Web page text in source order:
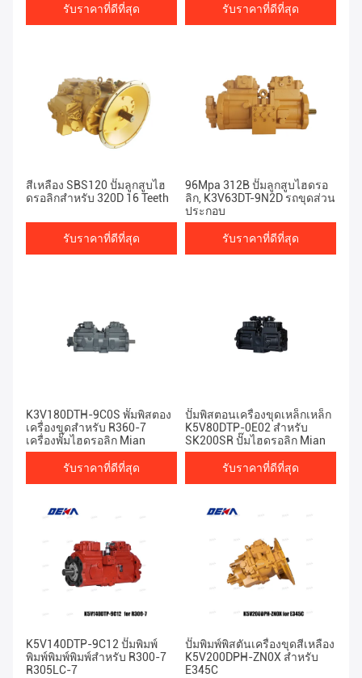
รับราคาที่ดีที่สุด รับราคาที่ดีที่สุด
สีเหลือง SBS120 ปั๊มลูกสูบไฮ
ดรอลิกสำหรับ 320D 16 Teeth
รับราคาที่ดีที่สุด
96Mpa 312B ปั๊มลูกสูบไฮดรอ
ลิก, K3V63DT-9N2D รถขุดส่วน
ประกอบ
รับราคาที่ดีที่สุด
K3V180DTH-9C0S พั๊มพิสตอง
เครื่องขุดสําหรับ R360-7
เครื่องพั๊มไฮดรอลิก Mian
รับราคาที่ดีที่สุด
ปั๊มพิสตอนเครื่องขุดเหล็กเหล็ก
K5V80DTP-0E02 สําหรับ
SK200SR ปั๊มไฮดรอลิก Mian
รับราคาที่ดีที่สุด
K5V140DTP-9C12 ปั๊มพิมพ์
พิมพ์พิมพ์พิมพ์สําหรับ R300-7
R305LC-7
ปั๊มพิมพ์พิสตันเครื่องขุดสีเหลือง
K5V200DPH-ZN0X สําหรับ
E345C